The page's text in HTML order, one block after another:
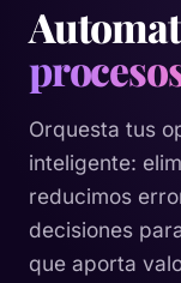
Orquesta tus
inteligente:
reducimos
decisiones
que aporta